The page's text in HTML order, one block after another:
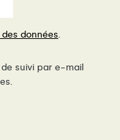
données.
suivi par e-mail